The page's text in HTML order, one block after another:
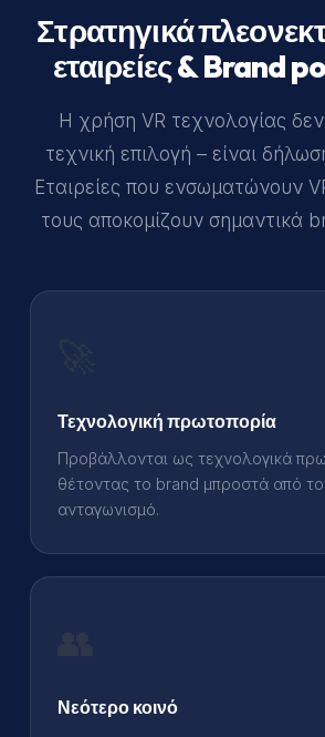
Στρατηγικά
εταιρείες & Brand
Η χρήση VR τεχνολογίας
τεχνική επιλογή – είναι
Εταιρείες που ενσωματώνουν
τους αποκομίζουν σημαντικά
Τεχνολογική πρωτοπορία
Προβάλλονται ως τεχνολογικά
θέτοντας το brand μπροστά από
ανταγωνισμό.
Νεότερο κοινό